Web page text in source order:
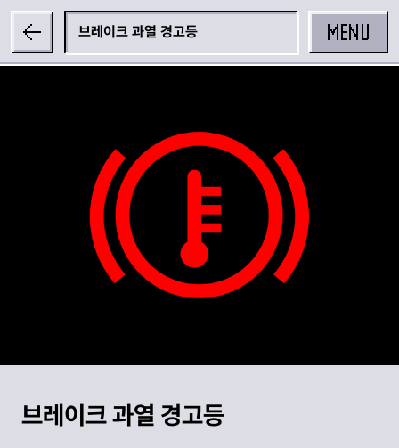
MENU
브레이크 과열 경고등
브레이크 과열 경고등